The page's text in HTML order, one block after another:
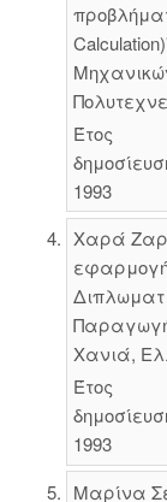
Έτος
1993
Χαρά
εφαρμογή
Χανιά,
Έτος
1993
Μαρίνα